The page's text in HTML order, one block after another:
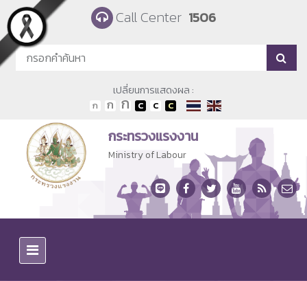
Skip to main content Call Center 1506
เปลี่ยนการแสดงผล :
กระทรวงแรงงาน
Ministry of Labour